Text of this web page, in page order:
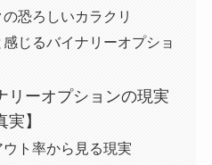
恐ろしいカラクリ
感じるバイナリーオプショ
リーオプションの現実
実】
ト率から見る現実